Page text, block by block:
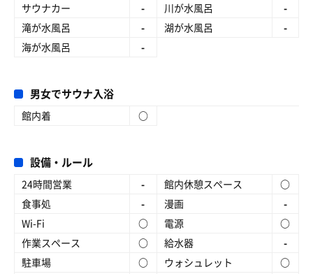
サウナカー
- 川が水風呂
-
滝が水風呂
- 湖が水風呂
-
海が水風呂
-
男女でサウナ入浴
館内着 ○
設備・ルール
24時間営業 - 館内休憩スペース
○
食事処
- 漫画
-
Wi-Fi
○ 電源
○
作業スペース
○ 給水器
-
駐車場
○ ウォシュレット
○